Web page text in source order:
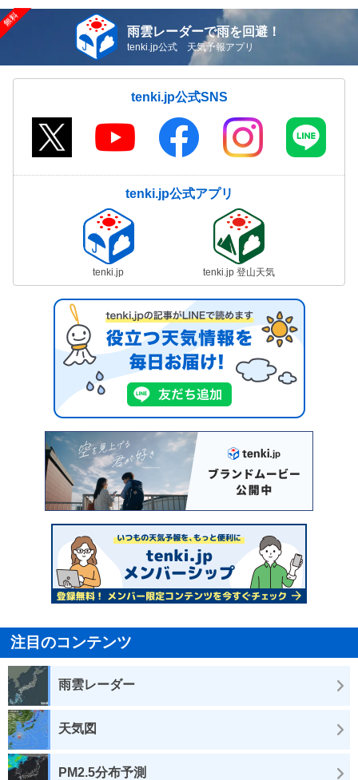
雨雲レーダーで雨を回避！
tenki.jp公式 天気予報アプリ
tenki.jp公式SNS
tenki.jp公式アプリ
tenki.jp tenki.jp 登山天気
注目のコンテンツ
雨雲レーダー
天気図
PM2.5分布予測